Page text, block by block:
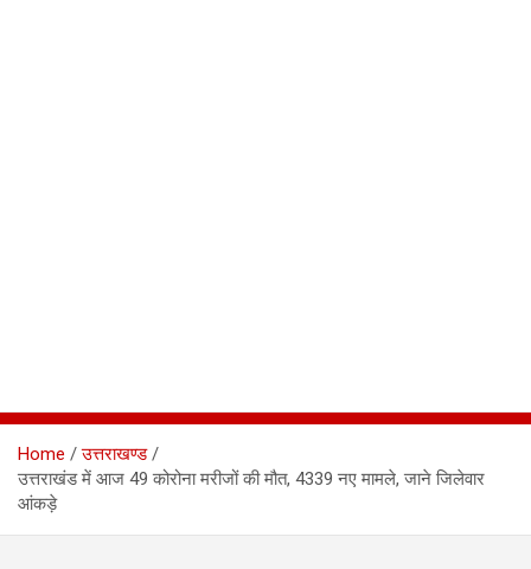
Home
उत्तराखण्ड
उत्तराखंड में आज 49 कोरोना मरीजों की मौत, 4339 नए मामले, जाने जिलेवार
आंकड़े